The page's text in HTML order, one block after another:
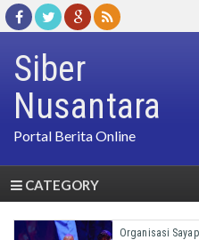
Siber
Nusantara
Portal Berita Online
CATEGORY
Organisasi